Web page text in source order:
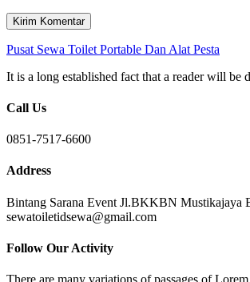
Pusat Sewa Toilet Portable Dan Alat Pesta
It is a long established fact that a reader will
Call Us
0851-7517-6600
Address
Bintang Sarana Event Jl.BKKBN Mustikajaya
sewatoiletidsewa@gmail.com
Follow Our Activity
There are many variations of passages of